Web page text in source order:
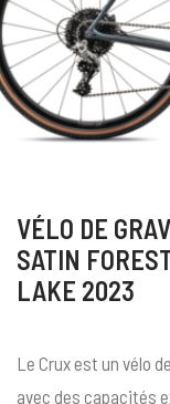
VÉLO DE
SATIN
LAKE 2023
Le Crux est un vélo
avec des capacités